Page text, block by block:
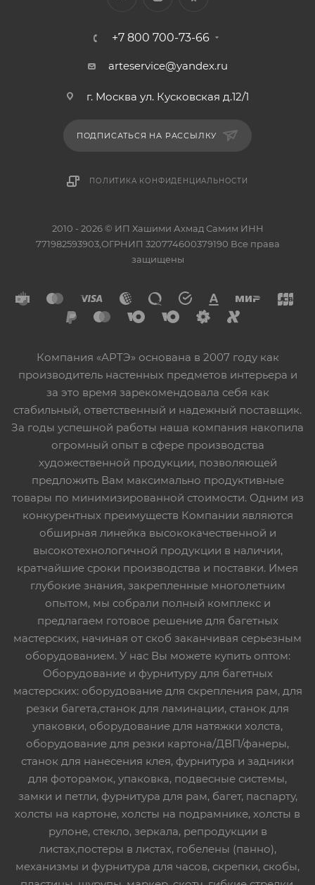
+7 800 700-73-66
arteservice@yandex.ru
г. Москва ул. Кусковская д.12/1
ПОДПИСАТЬСЯ НА РАССЫЛКУ
ПОЛИТИКА КОНФИДЕНЦИАЛЬНОСТИ
2010 - 2026 © ИП Хашими Ахмад Самим ИНН
771982593903,ОГРНИП 320774600379190 Все права
защищены
Компания «АРТЭ» основана в 2007 году как
производитель настенных предметов интерьера и
за это время зарекомендовала себя как
стабильный, ответственный и надежный поставщик.
За годы успешной работы наша компания накопила
огромный опыт в сфере производства
художественной продукции, позволяющей
предложить Вам максимально продуктивные
товары по минимизированной стоимости. Одним из
конкурентных преимуществ Компании являются
обширная линейка высококачественной и
высокотехнологичной продукции в наличии,
кратчайшие сроки производства и поставки. Имея
глубокие знания, закрепленные многолетним
опытом, мы собрали полный комплекс и
предлагаем готовое решение для багетных
мастерских, начиная от скоб заканчивая серьезным
оборудованием. У нас Вы можете купить оптом:
Оборудование и фурнитуру для багетных
мастерских: оборудование для скрепления рам, для
резки багета,станок для ламинации, станок для
упаковки, оборудование для натяжки холста,
оборудование для резки картона/ДВП/фанеры,
станок для нанесения клея, фурнитура и задники
для фоторамок, упаковка, подвесные системы,
замки и петли, фурнитура для рам, багет, паспарту,
холсты на картоне, холсты на подрамнике, холсты в
рулоне, стекло, зеркала, репродукции в
листах,постеры в листах, гобелены (панно),
механизмы и фурнитура для часов, скрепки, скобы,